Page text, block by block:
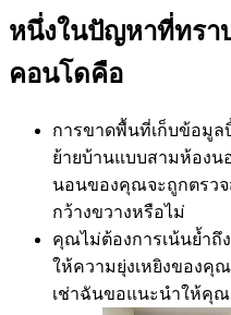
หนึ่งในปัญหาที่ทรา
คอนโดคือ
การขาดพื้นที่เก็บข้อมูล
ย้ายบ้านแบบสามห้องน
นอนของคุณจะถูกตรว
กว้างขวางหรือไม่
คุณไม่ต้องการเน้นย้ำถึ
ให้ความยุ่งเหยิงของคุ
เช่าฉันขอแนะนำให้คุ